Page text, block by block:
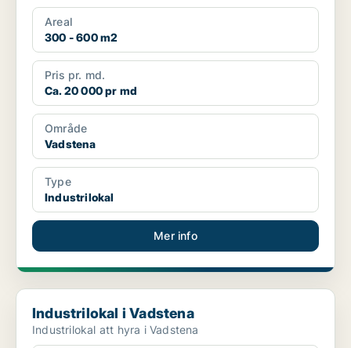
Areal
300 - 600 m2
Pris pr. md.
Ca. 20 000 pr md
Område
Vadstena
Type
Industrilokal
Mer info
Industrilokal i Vadstena
Industrilokal i Vadstena
Industrilokal att hyra i Vadstena